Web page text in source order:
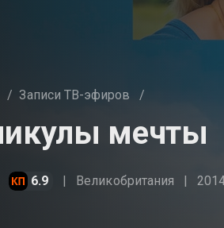
/ Записи ТВ-эфиров /
мечты
6.9 Великобритания